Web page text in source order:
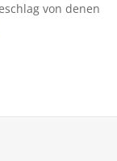
von denen